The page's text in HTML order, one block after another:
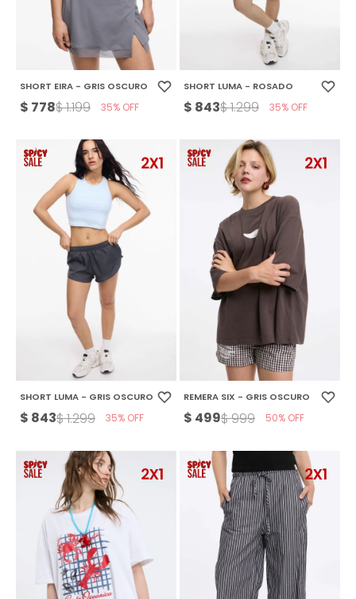
SHORT EIRA - GRIS OSCURO
$ 778$1.199 35
SHORT LUMA - ROSADO
$ 843$1.299 35
SHORT LUMA - GRIS OSCURO
$ 843$1.299 35
REMERA SIX - GRIS OSCURO
$ 499$999 50